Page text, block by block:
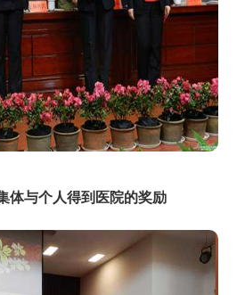
体与个人得到医院的奖励